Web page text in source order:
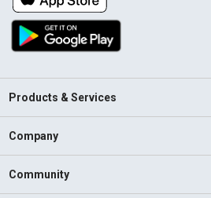
Products & Services
Company
Community